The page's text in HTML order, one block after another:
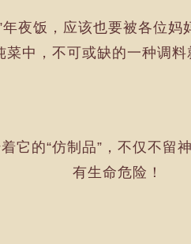
夜饭，应该也要被各位
中，不可或缺的一种调
它的“仿制品”，不仅不留
有生命危险！